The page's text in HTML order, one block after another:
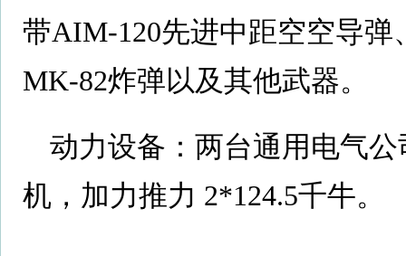
带AIM-120先进中距空空导
MK-82炸弹以及其他武器。
动力设备：两台通用电气公
机，加力推力 2*124.5千牛。